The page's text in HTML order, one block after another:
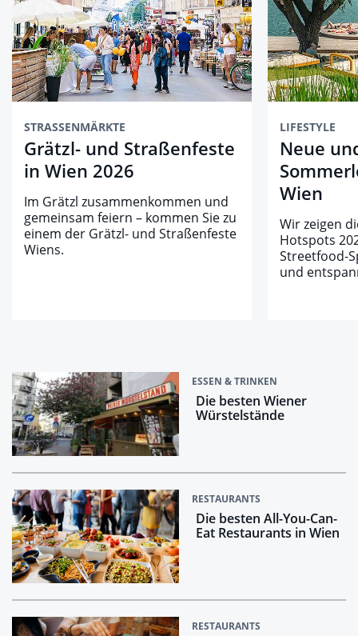
STRASSENMÄRKTE
Grätzl- und Straßenfeste
in Wien 2026
Im Grätzl zusammenkommen und
gemeinsam feiern – kommen Sie zu
einem der Grätzl- und Straßenfeste
Wiens.
LIFESTYLE
Neue
Wien
Wir zeigen
Hotspots
Streetfood-
und
ESSEN & TRINKEN
Die besten Wiener
Würstelstände
RESTAURANTS
Die besten All-You-Can-
Eat Restaurants in Wien
RESTAURANTS